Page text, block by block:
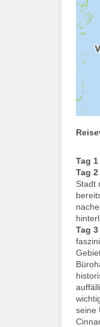
Tag 1
Tag 2
Stadt
Tag 3
seine